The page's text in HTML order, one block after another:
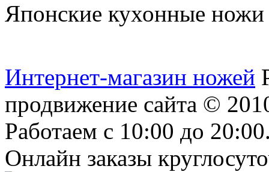
Японские кухонные
Интернет-магазин ножей
продвижение сайта ©
Работаем с 10:00 до
Онлайн заказы